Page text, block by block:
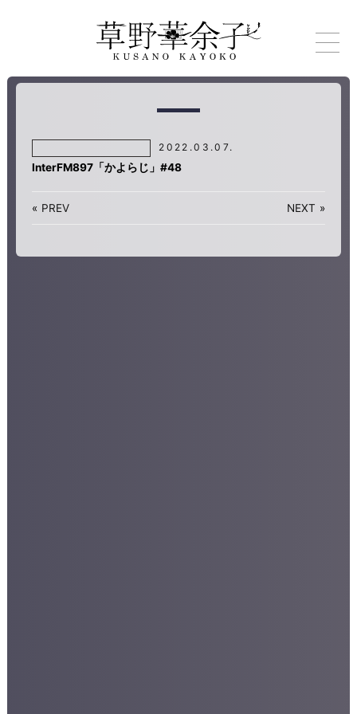
2022.03.07.
InterFM897「かよらじ」#48
« PREV NEXT »